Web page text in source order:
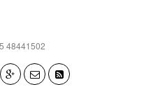
48441502